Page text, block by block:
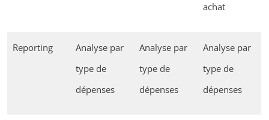
achat
Reporting
Analyse par
type de
dépenses
Analyse par
type de
dépenses
Analyse par
type de
dépenses